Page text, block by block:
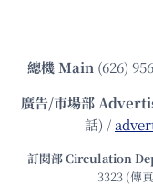
總機Main (626)
廣告/市場部
話) /
訂閱部 Circulation
3323 (傳